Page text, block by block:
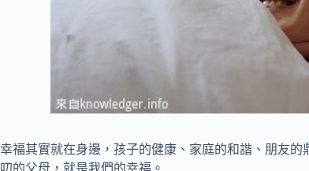
幸福其實就在身邊，孩子的健康、家庭的和諧、朋友
叨的父母，就是我們的幸福。